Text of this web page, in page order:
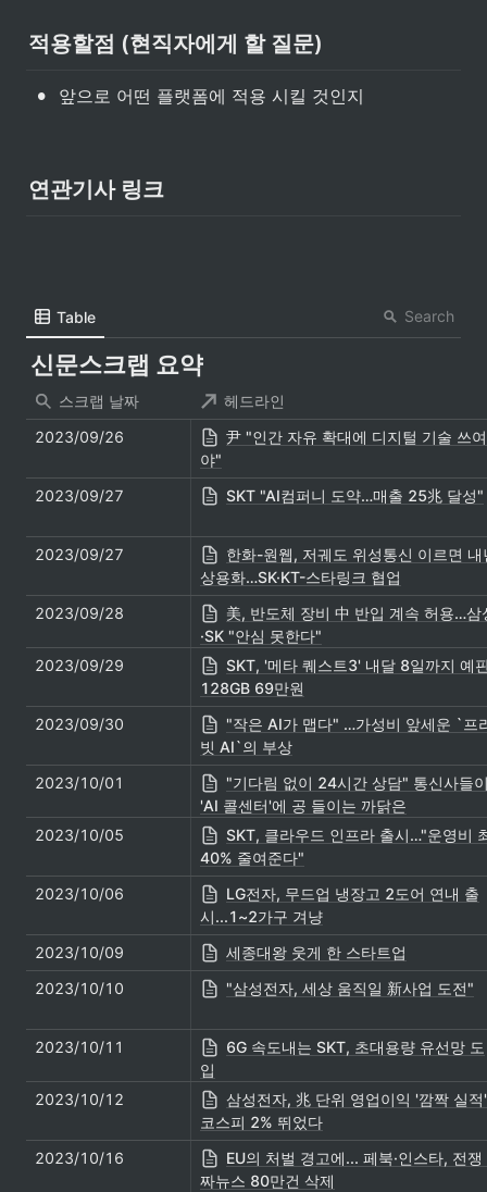
적용할점 (현직자에게 할 질문)
• 앞으로 어떤 플랫폼에 적용 시킬 것인지
연관기사 링크
Table Search
신문스크랩 요약
스크랩 날짜
헤드라인
2023/09/26
尹 "인간 자유 확대에 디지털 기술 쓰여
야"
2023/09/27
SKT "AI컴퍼니 도약…매출 25兆 달성"
2023/09/27
한화-원웹, 저궤도 위성통신 이르면 내
상용화…SK·KT-스타링크 협업
2023/09/28
美, 반도체 장비 中 반입 계속 허용…삼
·SK "안심 못한다"
2023/09/29
SKT, '메타 퀘스트3' 내달 8일까지 예
128GB 69만원
2023/09/30
"작은 AI가 맵다" …가성비 앞세운 `프
빗 AI`의 부상
2023/10/01
"기다림 없이 24시간 상담" 통신사들
'AI 콜센터'에 공 들이는 까닭은
2023/10/05
SKT, 클라우드 인프라 출시…"운영비
40% 줄여준다"
2023/10/06
LG전자, 무드업 냉장고 2도어 연내 출
시...1~2가구 겨냥
2023/10/09
세종대왕 웃게 한 스타트업
2023/10/10
"삼성전자, 세상 움직일 新사업 도전"
2023/10/11
6G 속도내는 SKT, 초대용량 유선망 도
입
2023/10/12
삼성전자, 兆 단위 영업이익 '깜짝 실
코스피 2% 뛰었다
2023/10/16
EU의 처벌 경고에... 페북·인스타, 전쟁
짜뉴스 80만건 삭제